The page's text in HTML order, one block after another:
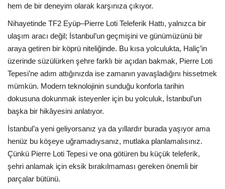
hem de bir deneyim olarak karşınıza çıkıyor.
Nihayetinde TF2 Eyüp–Pierre Loti Teleferik Hattı, yalnızca bir
ulaşım aracı değil; İstanbul’un geçmişini ve günümüzünü bir
araya getiren bir köprü niteliğinde. Bu kısa yolculukta, Haliç’in
üzerinde süzülürken şehre farklı bir açıdan bakmak, Pierre Loti
Tepesi’ne adım attığınızda ise zamanın yavaşladığını hissetmek
mümkün. Modern teknolojinin sunduğu konforla tarihin
dokusuna dokunmak isteyenler için bu yolculuk, İstanbul’un
başka bir hikâyesini anlatıyor.
İstanbul’a yeni geliyorsanız ya da yıllardır burada yaşıyor ama
henüz bu köşeye uğramadıysanız, mutlaka planlamalısınız.
Çünkü Pierre Loti Tepesi ve ona götüren bu küçük teleferik,
şehri anlamak için eksik bırakılmaması gereken önemli bir
parçalar bütünü.